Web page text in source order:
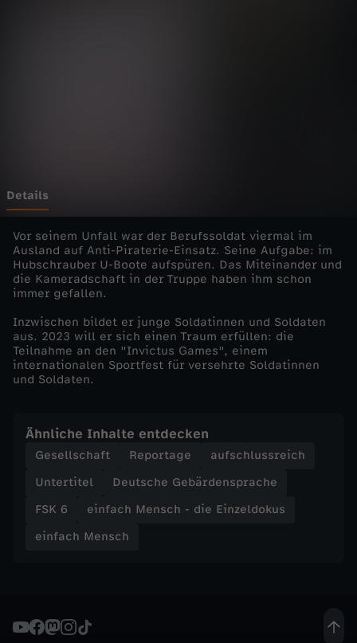
h
-
d
i
e
E
i
n
z
e
d
Details
Vor seinem Unfall war der Berufssoldat viermal im
Ausland auf Anti-Piraterie-Einsatz. Seine Aufgabe: im
Hubschrauber U-Boote aufspüren. Das Miteinander und
die Kameradschaft in der Truppe haben ihm schon
immer gefallen.
Inzwischen bildet er junge Soldatinnen und Soldaten
aus. 2023 will er sich einen Traum erfüllen: die
Teilnahme an den "Invictus Games", einem
internationalen Sportfest für versehrte Soldatinnen
und Soldaten.
Ähnliche Inhalte entdecken
Gesellschaft Reportage
aufschlussreich
Untertitel
Deutsche Gebärdensprache
FSK 6
einfach Mensch - die Einzeldokus
einfach Mensch